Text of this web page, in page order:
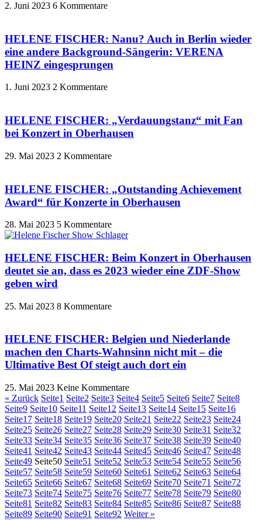
2. Juni 2023 6 Kommentare
HELENE FISCHER: Nanu? Auch in Berlin wieder
eine andere Background-Sängerin: VERENA
HEINZ eingesprungen
1. Juni 2023 2 Kommentare
HELENE FISCHER: „Verdauungstanz“ mit Fan
bei Konzert in Oberhausen
29. Mai 2023 2 Kommentare
HELENE FISCHER: „Outstanding Achievement
Award“ für Konzerte in Oberhausen
28. Mai 2023 5 Kommentare
HELENE FISCHER: Beim Konzert in Oberhausen
deutet sie an, dass es 2023 wieder eine ZDF-Show
geben wird
25. Mai 2023 8 Kommentare
HELENE FISCHER: Belgien und Niederlande
machen den Charts-Wahnsinn nicht mit – die
Ultimative Best Of steigt auch dort ein
25. Mai 2023 Keine Kommentare
« Zurück Seite1 Seite2 Seite3 Seite4 Seite5 Seite6 Seite7 Seite8
Seite9 Seite10 Seite11 Seite12 Seite13 Seite14 Seite15 Seite16
Seite17 Seite18 Seite19 Seite20 Seite21 Seite22 Seite23 Seite24
Seite25 Seite26 Seite27 Seite28 Seite29 Seite30 Seite31 Seite32
Seite33 Seite34 Seite35 Seite36 Seite37 Seite38 Seite39 Seite40
Seite41 Seite42 Seite43 Seite44 Seite45 Seite46 Seite47 Seite48
Seite49 Seite50 Seite51 Seite52 Seite53 Seite54 Seite55 Seite56
Seite57 Seite58 Seite59 Seite60 Seite61 Seite62 Seite63 Seite64
Seite65 Seite66 Seite67 Seite68 Seite69 Seite70 Seite71 Seite72
Seite73 Seite74 Seite75 Seite76 Seite77 Seite78 Seite79 Seite80
Seite81 Seite82 Seite83 Seite84 Seite85 Seite86 Seite87 Seite88
Seite89 Seite90 Seite91 Seite92 Weiter »